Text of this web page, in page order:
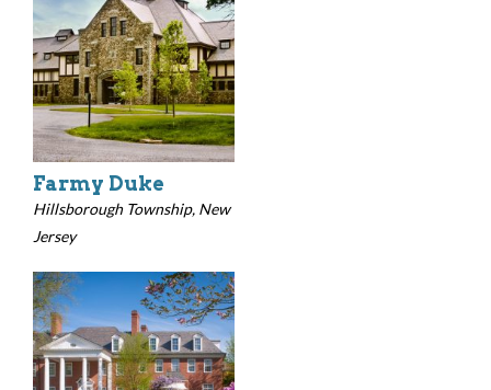
Farmy Duke
Hillsborough Township, New
Jersey